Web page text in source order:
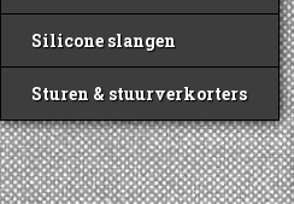
Silicone slangen
Sturen & stuurverkorters